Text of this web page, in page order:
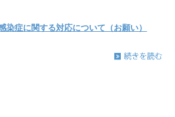
染症に関する対応について（お願い）